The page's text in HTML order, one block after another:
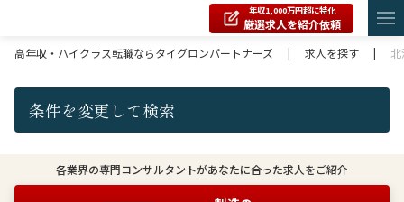
年収1,000万円超に特化
厳選求人を紹介依頼
高年収・ハイクラス転職ならタイグロンパートナーズ
| 求人を探す |
条件を変更して検索
各業界の専門コンサルタントがあなたに合った求人をご紹介